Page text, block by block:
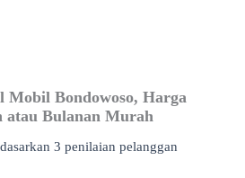
Mobil Bondowoso, Harga
atau Bulanan Murah
3 penilaian pelanggan